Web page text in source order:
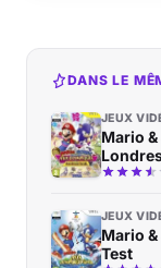
DANS LE
JEUX
Mario
JEUX
Mario
Test